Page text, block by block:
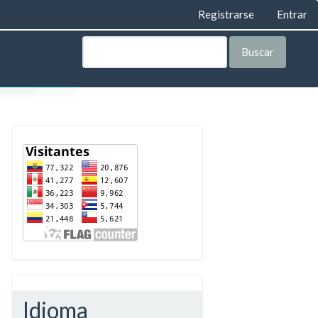
Registrarse Entrar
Buscar
Idioma